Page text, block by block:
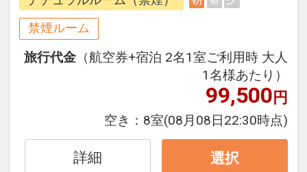
でゆったりとお過ごしください。
●朝食●
和洋ブッフェ
会場 1Ｆオールデイダイニング
時間 7:00～10:00(L.O.9:30)
禁煙ルーム
旅行代金 （航空券+宿泊 2名1室ご利用時 大人
1名様あたり）
99,500円
空き： 8室(08月08日22:30時点)
詳細 選択